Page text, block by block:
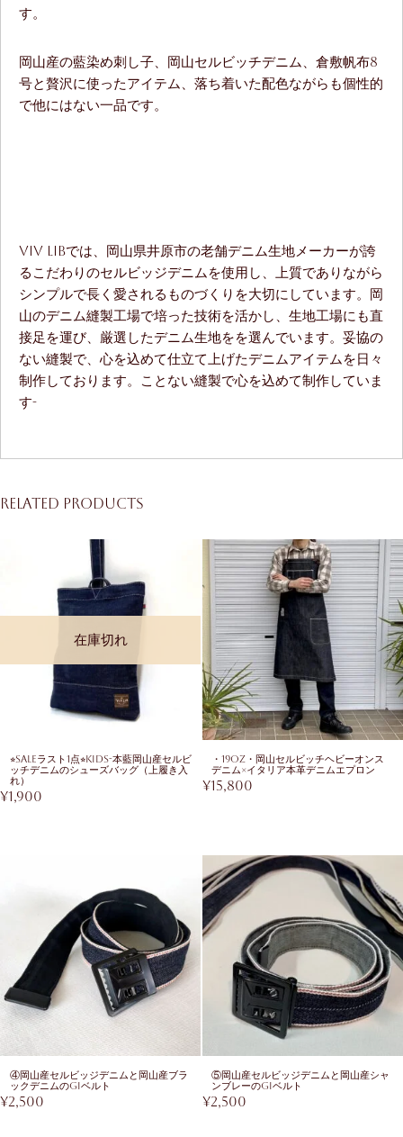
す。
岡山産の藍染め刺し子、岡山セルビッチデニム、倉敷帆布8
号と贅沢に使ったアイテム、落ち着いた配色ながらも個性的
で他にはない一品です。
ViV LiBでは、岡山県井原市の老舗デニム生地メーカーが誇
るこだわりのセルビッジデニムを使用し、上質でありながら
シンプルで長く愛されるものづくりを大切にしています。岡
山のデニム縫製工場で培った技術を活かし、生地工場にも直
接足を運び、厳選したデニム生地をを選んでいます。妥協の
ない縫製で、心を込めて仕立て上げたデニムアイテムを日々
制作しております。ことない縫製で心を込めて制作していま
す-
Related products
在庫切れ
⭐︎SALEラスト1点⭐︎KIDS-本藍岡山産セルビ
ッチデニムのシューズバッグ（上履き入
れ）
¥1,900
・19oz・岡山セルビッチヘビーオンス
デニム×イタリア本革デニムエプロン
¥15,800
④岡山産セルビッジデニムと岡山産ブラ
ックデニムのGIベルト
¥2,500
⑤岡山産セルビッジデニムと岡山産シャ
ンブレーのGIベルト
¥2,500